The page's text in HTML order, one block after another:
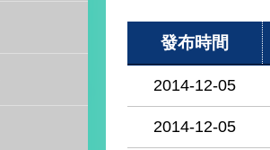
發布時間
2014-12-05
2014-12-05